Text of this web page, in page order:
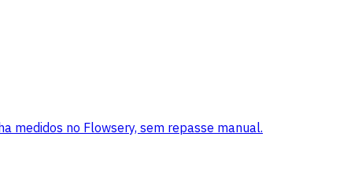
medidos no Flowsery, sem repasse manual.